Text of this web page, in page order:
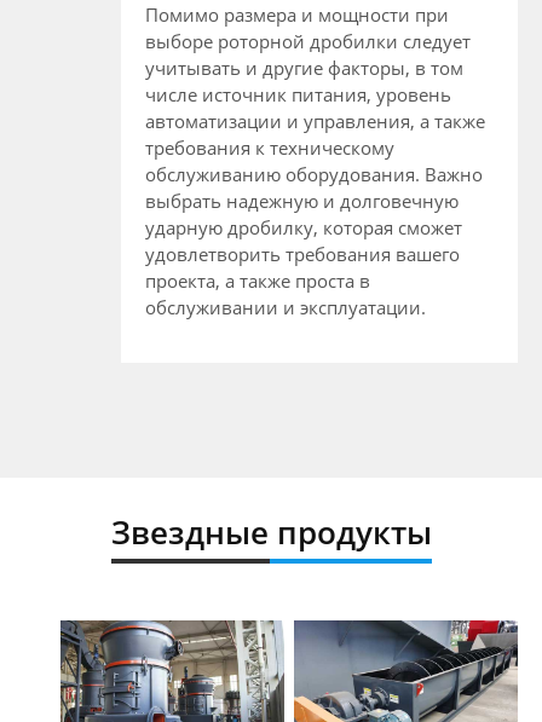
Помимо размера и мощности при
выборе роторной дробилки следует
учитывать и другие факторы, в том
числе источник питания, уровень
автоматизации и управления, а также
требования к техническому
обслуживанию оборудования. Важно
выбрать надежную и долговечную
ударную дробилку, которая сможет
удовлетворить требования вашего
проекта, а также проста в
обслуживании и эксплуатации.
Звездные продукты